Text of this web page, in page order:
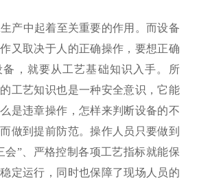
产中起着至关重要的作用。而设备
又取决于人的正确操作，要想正确
备，就要从工艺基础知识入手。所
工艺知识也是一种安全意识，它能
是违章操作，怎样来判断设备的不
做到提前防范。操作人员只要做到
会”、严格控制各项工艺指标就能保
定运行，同时也保障了现场人员的